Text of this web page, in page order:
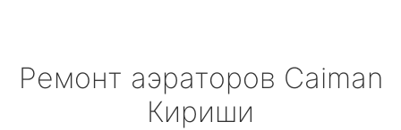
Ремонт аэраторов Caiman
Кириши